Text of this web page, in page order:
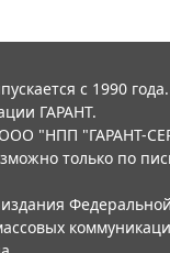
с 1990
ГАРАНТ.
"НПП "ГАРАНТ-
только по
издания